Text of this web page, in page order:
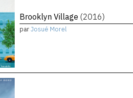
Brooklyn Village (2016)
parJosué Morel